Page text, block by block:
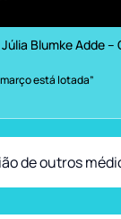
Blumke Adde –
está lotada”
de outros